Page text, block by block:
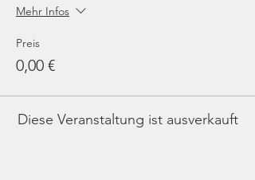
Mehr Infos
Preis
0,00 €
Diese Veranstaltung ist ausverkauft